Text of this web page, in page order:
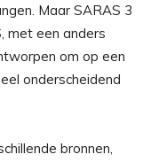
Maar SARAS 3
met een anders
om op een
onderscheidend
bronnen,